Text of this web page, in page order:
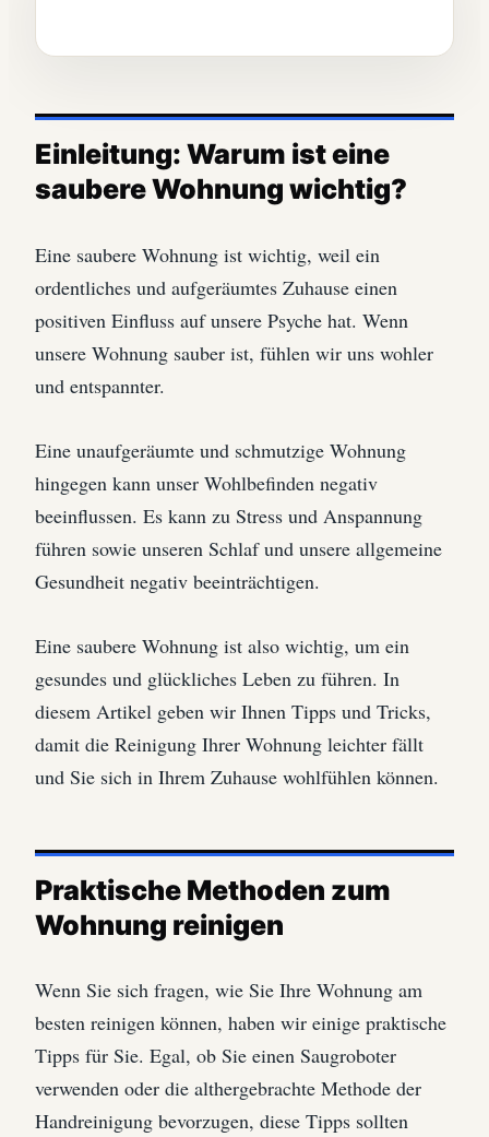
Einleitung: Warum ist eine
saubere Wohnung wichtig?
Eine saubere Wohnung ist wichtig, weil ein
ordentliches und aufgeräumtes Zuhause einen
positiven Einfluss auf unsere Psyche hat. Wenn
unsere Wohnung sauber ist, fühlen wir uns wohler
und entspannter.
Eine unaufgeräumte und schmutzige Wohnung
hingegen kann unser Wohlbefinden negativ
beeinflussen. Es kann zu Stress und Anspannung
führen sowie unseren Schlaf und unsere allgemeine
Gesundheit negativ beeinträchtigen.
Eine saubere Wohnung ist also wichtig, um ein
gesundes und glückliches Leben zu führen. In
diesem Artikel geben wir Ihnen Tipps und Tricks,
damit die Reinigung Ihrer Wohnung leichter fällt
und Sie sich in Ihrem Zuhause wohlfühlen können.
Praktische Methoden zum
Wohnung reinigen
Wenn Sie sich fragen, wie Sie Ihre Wohnung am
besten reinigen können, haben wir einige praktische
Tipps für Sie. Egal, ob Sie einen Saugroboter
verwenden oder die althergebrachte Methode der
Handreinigung bevorzugen, diese Tipps sollten